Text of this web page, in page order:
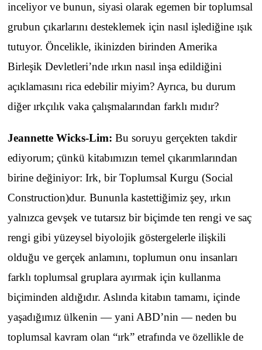
inceliyor ve bunun, siyasi olarak egemen bir toplumsal
grubun çıkarlarını desteklemek için nasıl işlediğine ışık
tutuyor. Öncelikle, ikinizden birinden Amerika
Birleşik Devletleri’nde ırkın nasıl inşa edildiğini
açıklamasını rica edebilir miyim? Ayrıca, bu durum
diğer ırkçılık vaka çalışmalarından farklı mıdır?
Jeannette Wicks-Lim: Bu soruyu gerçekten takdir
ediyorum; çünkü kitabımızın temel çıkarımlarından
birine değiniyor: Irk, bir Toplumsal Kurgu (Social
Construction)dur. Bununla kastettiğimiz şey, ırkın
yalnızca gevşek ve tutarsız bir biçimde ten rengi ve saç
rengi gibi yüzeysel biyolojik göstergelerle ilişkili
olduğu ve gerçek anlamını, toplumun onu insanları
farklı toplumsal gruplara ayırmak için kullanma
biçiminden aldığıdır. Aslında kitabın tamamı, içinde
yaşadığımız ülkenin — yani ABD’nin — neden bu
toplumsal kavram olan “ırk” etrafında ve özellikle de